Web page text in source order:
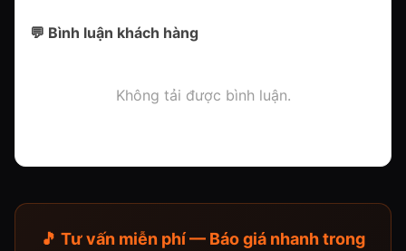
💬 Bình luận khách hàng
Không tải được bình luận.
🎵 Tư vấn miễn phí — Báo giá nhanh trong